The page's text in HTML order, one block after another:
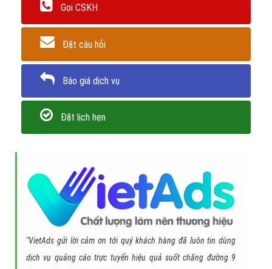
Gọi CSKH
Đặt câu hỏi
Báo giá dịch vụ
Đặt lịch hẹn
"VietAds gửi lời cảm ơn tới quý khách hàng đã luôn tin dùng
dịch vụ quảng cáo trực tuyến hiệu quả suốt chặng đường 9